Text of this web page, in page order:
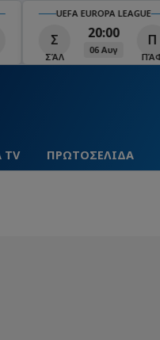
UEFA EUROPA LEAGUE
Σ
ΣΆΛ
20:00
06 Αυγ
Π
ΠΆΦ
ΠΡΩΤΟΣΕΛΙΔΑ